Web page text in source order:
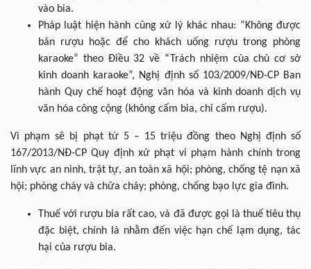
vào bia.
Pháp luật hiện hành cũng xử lý khác nhau: “Không được
bán rượu hoặc để cho khách uống rượu trong phòng
karaoke” theo Điều 32 về “Trách nhiệm của chủ cơ sở
kinh doanh karaoke”, Nghị định số 103/2009/NĐ-CP Ban
hành Quy chế hoạt động văn hóa và kinh doanh dịch vụ
văn hóa công cộng (không cấm bia, chỉ cấm rượu).
Vi phạm sẽ bị phạt từ 5 – 15 triệu đồng theo Nghị định số
167/2013/NĐ-CP Quy định xử phạt vi phạm hành chính trong
lĩnh vực an ninh, trật tự, an toàn xã hội; phòng, chống tệ nạn xã
hội; phòng cháy và chữa cháy; phòng, chống bạo lực gia đình.
Thuế với rượu bia rất cao, và đã được gọi là thuế tiêu thụ
đặc biệt, chính là nhằm đến việc hạn chế lạm dụng, tác
hại của rượu bia.